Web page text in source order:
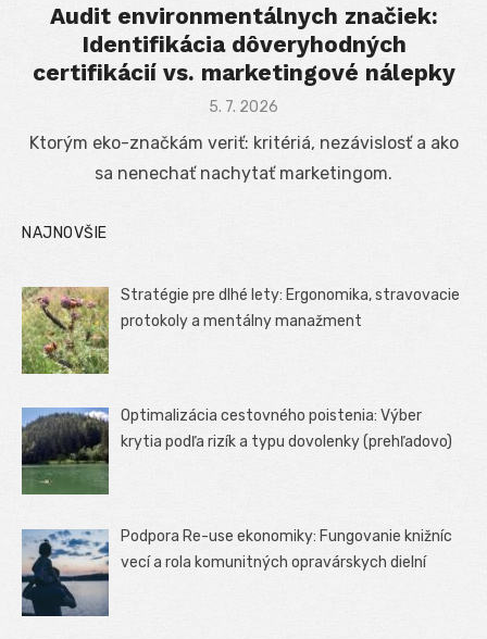
Audit environmentálnych značiek:
Identifikácia dôveryhodných
certifikácií vs. marketingové nálepky
Posted
5. 7. 2026
Ktorým eko-značkám veriť: kritériá, nezávislosť a ako
sa nenechať nachytať marketingom.
NAJNOVŠIE
Stratégie pre dlhé lety: Ergonomika, stravovacie
protokoly a mentálny manažment
Optimalizácia cestovného poistenia: Výber
krytia podľa rizík a typu dovolenky (prehľadovo)
Podpora Re-use ekonomiky: Fungovanie knižníc
vecí a rola komunitných opravárskych dielní